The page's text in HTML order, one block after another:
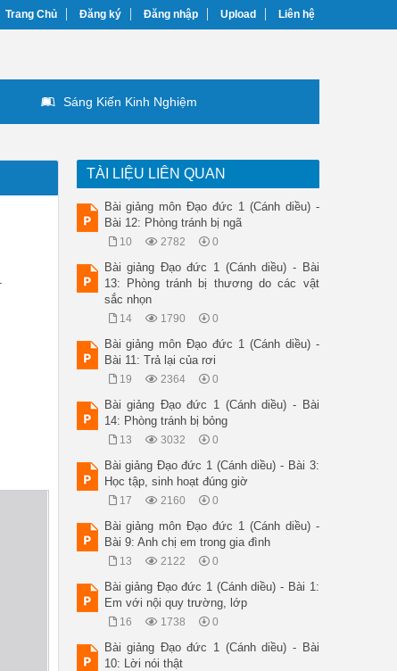
Trang Chủ Đăng ký Đăng nhập Upload Liên hệ
Sáng Kiến Kinh Nghiệm
TÀI LIỆU LIÊN QUAN
Bài giảng môn Đạo đức 1 (Cánh diều) -
Bài 12: Phòng tránh bị ngã
10 2782 0
Bài giảng Đạo đức 1 (Cánh diều) - Bài
13: Phòng tránh bị thương do các vật
sắc nhọn
14 1790 0
Bài giảng môn Đạo đức 1 (Cánh diều) -
Bài 11: Trả lại của rơi
19 2364 0
Bài giảng Đạo đức 1 (Cánh diều) - Bài
14: Phòng tránh bị bỏng
13 3032 0
Bài giảng Đạo đức 1 (Cánh diều) - Bài 3:
Học tập, sinh hoạt đúng giờ
17 2160 0
Bài giảng môn Đạo đức 1 (Cánh diều) -
Bài 9: Anh chị em trong gia đình
13 2122 0
Bài giảng Đạo đức 1 (Cánh diều) - Bài 1:
Em với nội quy trường, lớp
16 1738 0
Bài giảng Đạo đức 1 (Cánh diều) - Bài
10: Lời nói thật